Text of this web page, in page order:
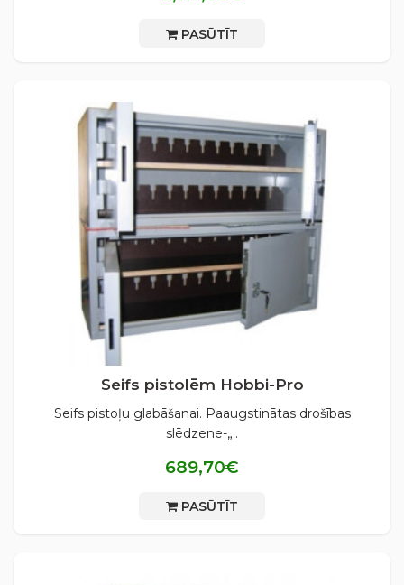
PASŪTĪT
Seifs pistolēm Hobbi-Pro
Seifs pistoļu glabāšanai. Paaugstinātas drošības
slēdzene-„..
689,70€
PASŪTĪT